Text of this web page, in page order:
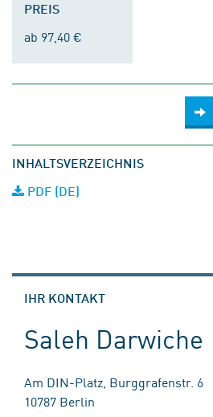
PREIS
ab 97,40 €
INHALTSVERZEICHNIS
PDF (DE)
IHR KONTAKT
Saleh Darwiche
Am DIN-Platz, Burggrafenstr. 6
10787 Berlin